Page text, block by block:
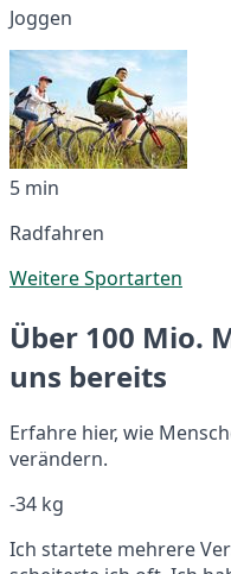
Joggen
5 min
Radfahren
Weitere Sportarten
Über 100 Mio.
uns bereits
Erfahre hier, wie
verändern.
-34 kg
Ich startete mehrere